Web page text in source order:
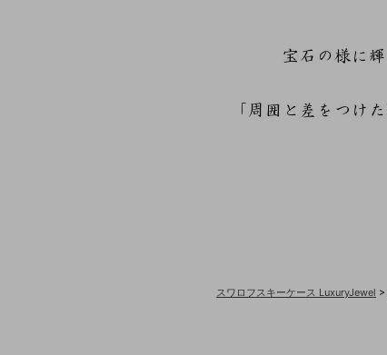
スワロフスキーケース LuxuryJewel >